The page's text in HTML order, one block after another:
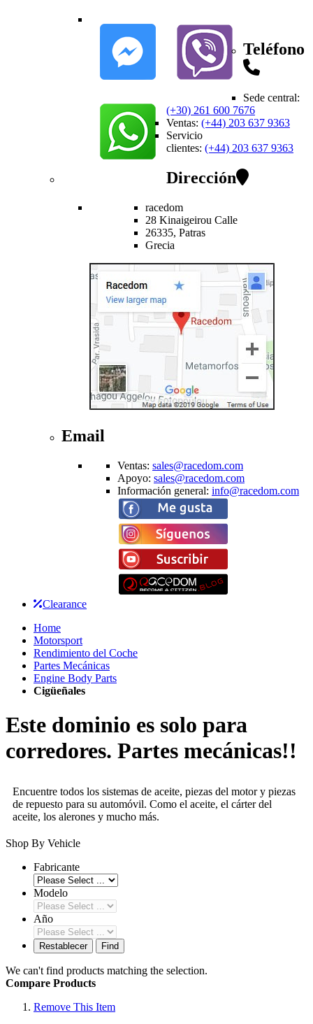
Teléfono
Sede central:
(+30) 261 600 7676
Ventas: (+44) 203 637 9363
Servicio
clientes: (+44) 203 637 9363
Dirección
racedom
28 Kinaigeirou Calle
26335, Patras
Grecia
Email
Ventas: sales@racedom.com
Apoyo: sales@racedom.com
Información general: info@racedom.com
Clearance
Home
Motorsport
Rendimiento del Coche
Partes Mecánicas
Engine Body Parts
Cigüeñales
Este dominio es solo para
corredores. Partes mecánicas!!
Encuentre todos los sistemas de aceite, piezas del motor y piezas
de repuesto para su automóvil. Como el aceite, el cárter del
aceite, los alerones y mucho más.
Shop By Vehicle
Fabricante
Modelo
Año
Restablecer Find
We can't find products matching the selection.
Compare Products
Remove This Item